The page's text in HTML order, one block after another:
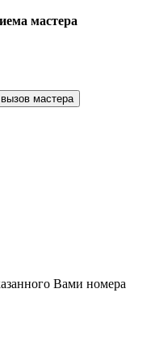
мастера
мастера
Вами номера